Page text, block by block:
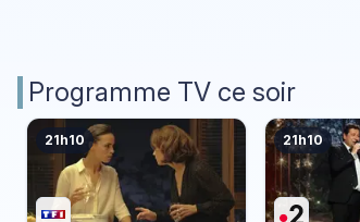
Programme TV ce soir
21h10 21h10